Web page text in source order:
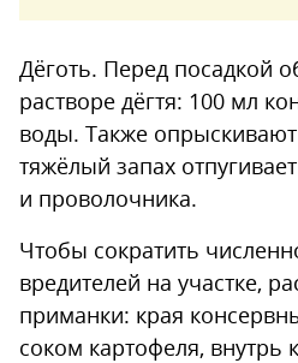
Дёготь. Перед посадкой
растворе дёгтя: 100 мл
воды. Также
тяжёлый запах
и проволочника.
Чтобы сократить
вредителей на участке,
приманки: края
соком картофеля, внутрь